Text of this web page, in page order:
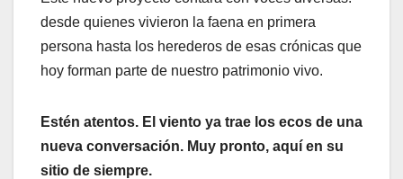
desde quienes vivieron la faena en primera
persona hasta los herederos de esas crónicas que
hoy forman parte de nuestro patrimonio vivo.
Estén atentos. El viento ya trae los ecos de una
nueva conversación. Muy pronto, aquí en su
sitio de siempre.